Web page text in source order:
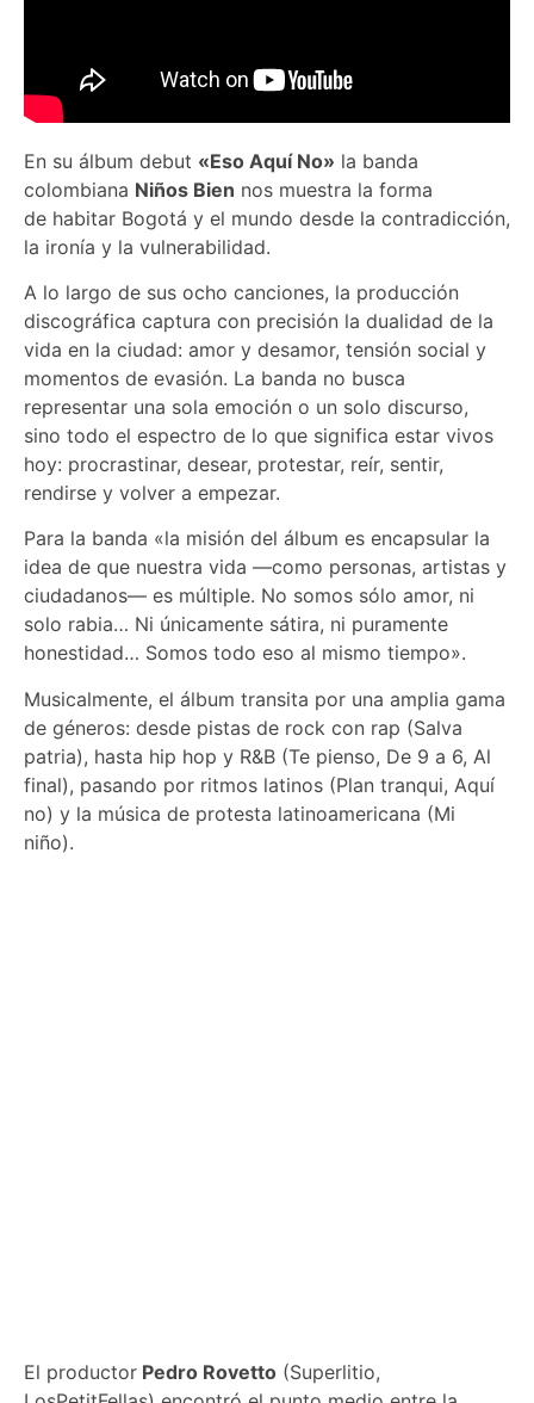
En su álbum debut «Eso Aquí No» la banda
colombiana Niños Bien nos muestra la forma
de habitar Bogotá y el mundo desde la contradicción,
la ironía y la vulnerabilidad.
A lo largo de sus ocho canciones, la producción
discográfica captura con precisión la dualidad de la
vida en la ciudad: amor y desamor, tensión social y
momentos de evasión. La banda no busca
representar una sola emoción o un solo discurso,
sino todo el espectro de lo que significa estar vivos
hoy: procrastinar, desear, protestar, reír, sentir,
rendirse y volver a empezar.
Para la banda «la misión del álbum es encapsular la
idea de que nuestra vida —como personas, artistas y
ciudadanos— es múltiple. No somos sólo amor, ni
solo rabia… Ni únicamente sátira, ni puramente
honestidad… Somos todo eso al mismo tiempo».
Musicalmente, el álbum transita por una amplia gama
de géneros: desde pistas de rock con rap (Salva
patria), hasta hip hop y R&B (Te pienso, De 9 a 6, Al
final), pasando por ritmos latinos (Plan tranqui, Aquí
no) y la música de protesta latinoamericana (Mi
niño).
El productor Pedro Rovetto (Superlitio,